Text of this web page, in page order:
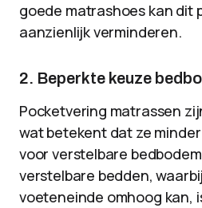
goede matrashoes kan dit
aanzienlijk verminderen.
2. Beperkte keuze
Pocketvering matrassen
wat betekent dat ze
voor verstelbare
verstelbare bedden,
voeteneinde omhoog kan,